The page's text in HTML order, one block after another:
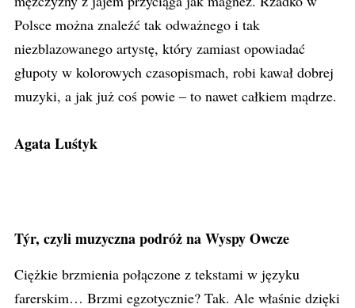
Polsce można znaleźć tak odważnego i tak
niezblazowanego artystę, który zamiast opowiadać
głupoty w kolorowych czasopismach, robi kawał dobrej
muzyki, a jak już coś powie – to nawet całkiem mądrze.
Agata Luśtyk
Týr, czyli muzyczna podróż na Wyspy Owcze
Ciężkie brzmienia połączone z tekstami w języku
farerskim… Brzmi egzotycznie? Tak. Ale właśnie dzięki